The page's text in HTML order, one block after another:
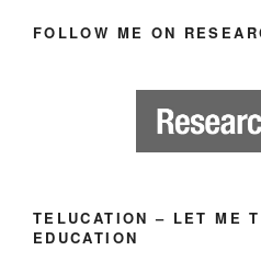
FOLLOW ME ON
TELUCATION – LET ME
EDUCATION